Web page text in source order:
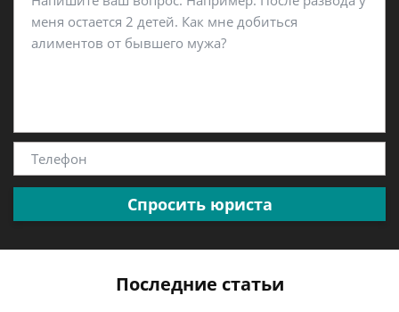
Спросить юриста
Последние статьи